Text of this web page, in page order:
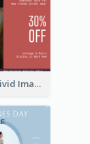
Retro And Vivid Image Instagram Post Design Idea